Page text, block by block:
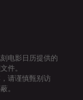
电影日历提供的
件。
请谨慎甄别访
。